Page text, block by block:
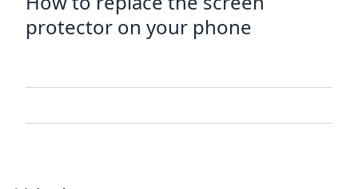
protector on your phone